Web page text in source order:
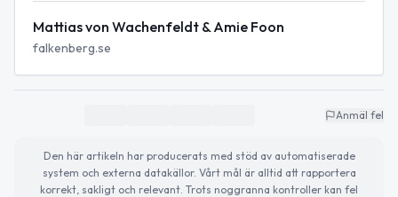
Mattias von Wachenfeldt & Amie Foon
falkenberg.se
Anmäl fel
Den här artikeln har producerats med stöd av automatiserade
system och externa datakällor. Vårt mål är alltid att rapportera
korrekt, sakligt och relevant. Trots noggranna kontroller kan fel